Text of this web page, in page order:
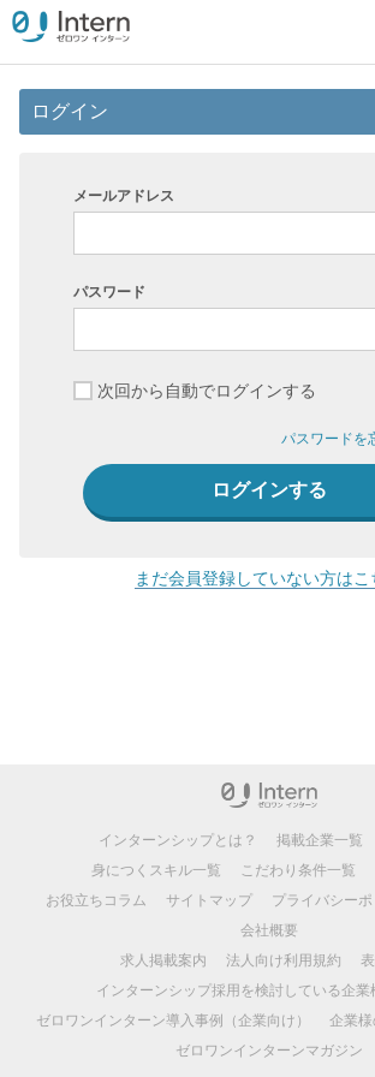
ログイン
メールアドレス
パスワード
次回から自動でログインする
パスワードを
まだ会員登録していない方はこ
インターンシップとは？ 掲載企業一覧
身につくスキル一覧
こだわり条件一覧
お役立ちコラム
サイトマップ プライバシー
会社概要
求人掲載案内
法人向け利用規約
インターンシップ採用を検討している企業
ゼロワンインターン導入事例（企業向け）
企業
ゼロワンインターンマガジン